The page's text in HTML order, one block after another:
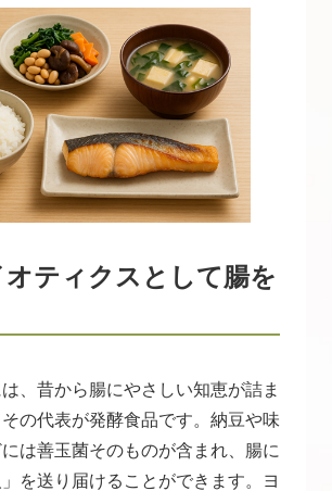
ティクスとして腸を
、昔から腸にやさしい知恵が詰ま
の代表が発酵食品です。納豆や味
は善玉菌そのものが含まれ、腸に
を送り届けることができます。ヨ